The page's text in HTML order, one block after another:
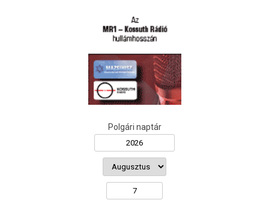
Polgári naptár